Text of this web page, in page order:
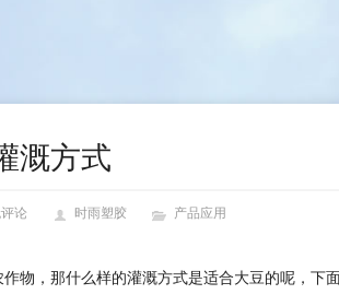
溉方式
论 时雨塑胶 产品应用
物，那什么样的灌溉方式是适合大豆的呢，下